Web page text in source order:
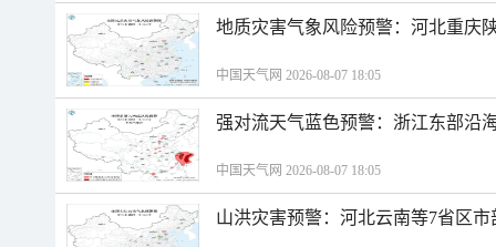
地质灾害气象风险预警：河北重庆
中国天气网 2026-08-07 18:05
强对流天气蓝色预警：浙江东部沿
中国天气网 2026-08-07 18:05
山洪灾害预警：河北云南等7省区